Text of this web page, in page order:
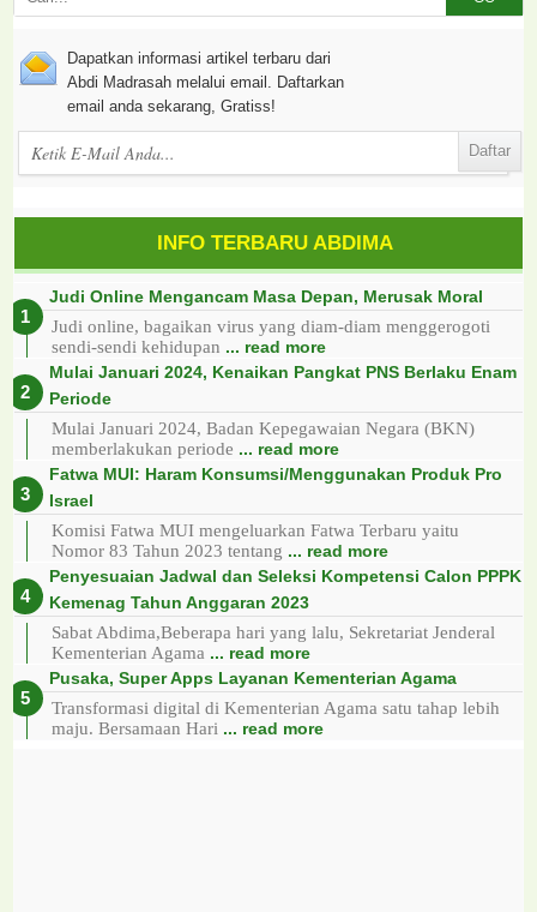
Dapatkan informasi artikel terbaru dari
Abdi Madrasah melalui email. Daftarkan
email anda sekarang, Gratiss!
INFO TERBARU ABDIMA
Judi Online Mengancam Masa Depan, Merusak Moral
Judi online, bagaikan virus yang diam-diam menggerogoti
sendi-sendi kehidupan ... read more
Mulai Januari 2024, Kenaikan Pangkat PNS Berlaku Enam
Periode
Mulai Januari 2024, Badan Kepegawaian Negara (BKN)
memberlakukan periode ... read more
Fatwa MUI: Haram Konsumsi/Menggunakan Produk Pro
Israel
Komisi Fatwa MUI mengeluarkan Fatwa Terbaru yaitu
Nomor 83 Tahun 2023 tentang ... read more
Penyesuaian Jadwal dan Seleksi Kompetensi Calon PPPK
Kemenag Tahun Anggaran 2023
Sabat Abdima,Beberapa hari yang lalu, Sekretariat Jenderal
Kementerian Agama ... read more
Pusaka, Super Apps Layanan Kementerian Agama
Transformasi digital di Kementerian Agama satu tahap lebih
maju. Bersamaan Hari ... read more